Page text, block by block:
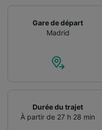
Gare de départ
Madrid
Durée du trajet
À partir de 27 h 28 min
externes, traitent
finalités suivantes :
Utiliser des
précises. Analyser
l’identification.
informations sur un
contenu
performance des
services.